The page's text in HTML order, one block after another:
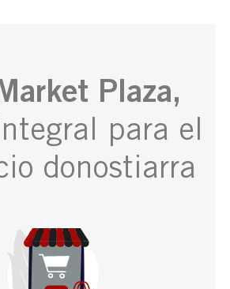
Plaza,
para el
donostiarra